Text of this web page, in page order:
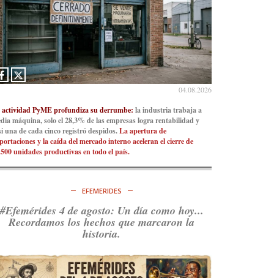
04.08.2026
PyME profundiza su derrumbe: la industria trabaja a
máquina, solo el 28,3% de las empresas logra rentabilidad y
una de cada cinco registró despidos.La apertura de
y la caída del mercado interno aceleran el cierre de
unidades productivas en todo el país.
EFEMERIDES
#Efemérides 4 de agosto: Un día como hoy...
Recordamos los hechos que marcaron la
historia.